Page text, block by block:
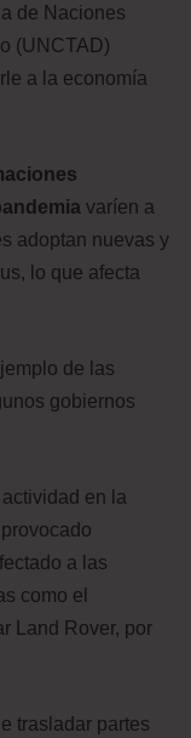
de Naciones
(UNCTAD)
a la economía
varíen a
adoptan nuevas y
lo que afecta
de las
gobiernos
en la
a las
como el
Land Rover, por
trasladar partes